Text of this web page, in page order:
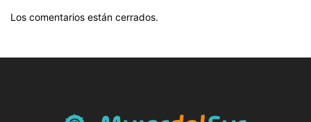
Los comentarios están cerrados.